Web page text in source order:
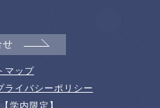
せ
マップ
ライバシーポリシー
学内限定】